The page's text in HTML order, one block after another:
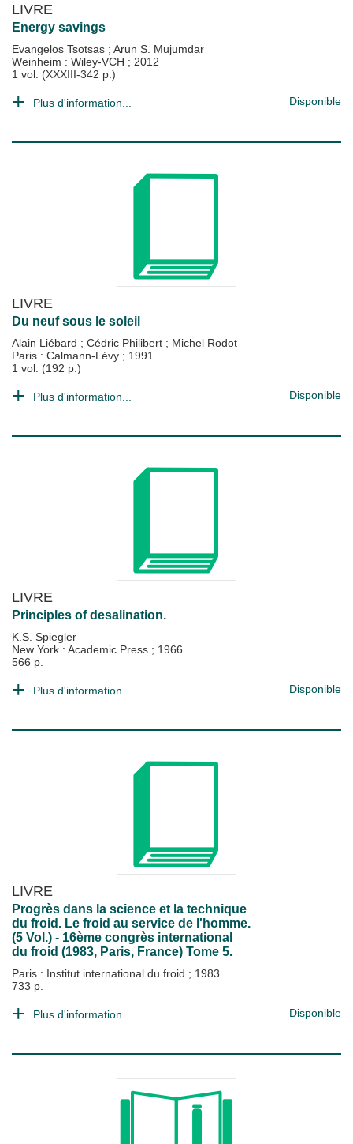
LIVRE
Energy savings
Evangelos Tsotsas ; Arun S. Mujumdar
Weinheim : Wiley-VCH ; 2012
1 vol. (XXXIII-342 p.)
Plus d'information... Disponible
LIVRE
Du neuf sous le soleil
Alain Liébard ; Cédric Philibert ; Michel Rodot
Paris : Calmann-Lévy ; 1991
1 vol. (192 p.)
Plus d'information... Disponible
LIVRE
Principles of desalination.
K.S. Spiegler
New York : Academic Press ; 1966
566 p.
Plus d'information... Disponible
LIVRE
Progrès dans la science et la technique
du froid. Le froid au service de l'homme.
(5 Vol.) - 16ème congrès international
du froid (1983, Paris, France) Tome 5.
Paris : Institut international du froid ; 1983
733 p.
Plus d'information... Disponible